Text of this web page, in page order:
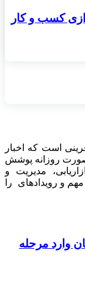
کسب و کار
است که اخبار
صورت روزانه پوشش
مدیریت و
و رویدادهای را
وارد مرحله